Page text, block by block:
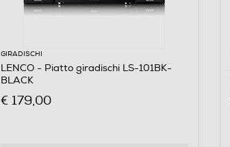
GIRADISCHI
LENCO - Piatto giradischi LS-101BK-
BLACK
€ 179,00